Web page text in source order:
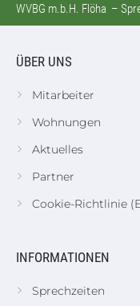
WVBG m.b.H. Flöha –
ÜBER UNS
Mitarbeiter
Wohnungen
Aktuelles
Partner
Cookie-Richtlinie
INFORMATIONEN
Sprechzeiten